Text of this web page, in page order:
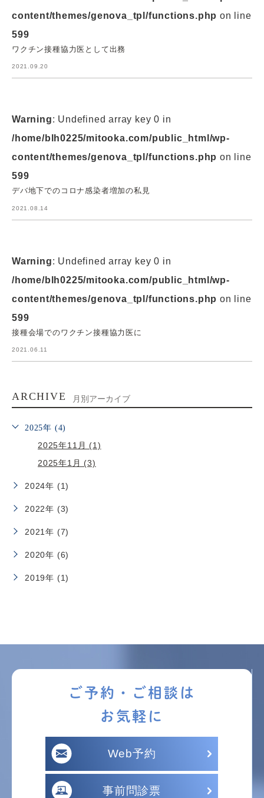
content/themes/genova_tpl/functions.php on line
599
ワクチン接種協力医として出務
2021.09.20
Warning: Undefined array key 0 in
/home/blh0225/mitooka.com/public_html/wp-
content/themes/genova_tpl/functions.php on line
599
デバ地下でのコロナ感染者増加の私見
2021.08.14
Warning: Undefined array key 0 in
/home/blh0225/mitooka.com/public_html/wp-
content/themes/genova_tpl/functions.php on line
599
接種会場でのワクチン接種協力医に
2021.06.11
ARCHIVE 月別アーカイブ
2025年 (4)
2025年11月 (1)
2025年1月 (3)
2024年 (1)
2022年 (3)
2021年 (7)
2020年 (6)
2019年 (1)
ご予約・ご相談は
お気軽に
Web予約
事前問診票